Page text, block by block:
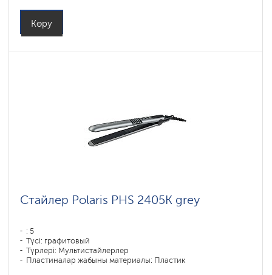
Көру
Стайлер Polaris PHS 2405K grey
: 5
Түсі: графитовый
Түрлері: Мультистайлерлер
Пластиналар жабыны материалы: Пластик